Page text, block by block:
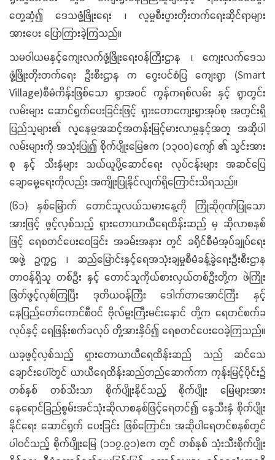
တွေ့ဆုံ၍ ဒေသဖွံ့ဖြိုးရေး ၊ လူမှုစီးပွားတိုးတက်ရေးဆိုင်ရာများ
အားပေး ပြောကြားခဲ့ကြသည်။
သမဝါယမနှင့်ကျေးလက်ဖွံ့ဖြိုးရေးဝန်ကြီးဌာန ၊ ကျေးလက်ဒေသ
ဖွံ့ဖြိုးတိုးတက်ရေး ဦးစီးဌာန က ဂွေးပင်စံပြ ကျေးရွာ (Smart
Village)စီမံကိန်းဖြစ်သော ရွာအဝင် ကွန်ကရစ်လမ်း နှင့် ရွာတွင်း
လမ်းများ ဆောင်ရွက်ပေးခြင်းဖြင့် ရှားတောကျေးရွာအုပ်စု အတွင်းရှိ
ပြည်သူများ၏ လူနေမှုအဆင့်အတန်းမြင့်မားလာမှုနှင့်အတူ အဆိုပါ
လမ်းများကို အသုံးပြု၍ စိုက်ပျိုးမြေဧက (၁၃၀၀)ကျော် ၏ သွင်းအား
စု နှင့် သီးနှံများ သယ်ယူပို့ဆောင်ရေး လုပ်ငန်းများ အဆင်ပြေ
ချောမွေ့ရေးကိုလည်း အကျိုးပြုနိုင်လျက်ရှိကြောင်းသိရသည်။
(၆၁) နှစ်မြောက် တောင်သူလယ်သမားနေ့ကို ကြိုဆိုဂုဏ်ပြုသော
အားဖြင့် ဖွင့်လှစ်သည့် ရှားတောယာယီရေထိန်းဆည် မှ ဆိုလာစနစ်
ဖြင့် ရေစတင်ပေးဝေခြင်း အခမ်းအနား တွင် ခရိုင်စီမံအုပ်ချုပ်ရေး
အဖွဲ့ ဥက္ကဌ ၊ ဆည်မြောင်းနှင့်ရေအသုံးချမှုစီမံခန့်ခွဲရေးဦးစီးဌာန
တာဝန်ရှိသူ တစ်ဦး နှင့် တောင်သူကိုယ်စားလှယ်တစ်ဦးတို့က ဖဲကြိုး
ဖြတ်ဖွင့်လှစ်ကြပြီး ဒုတိယဝန်ကြီး ဒေါက်တာအောင်ကြီး နှင့်
နေပြည်တော်ကောင်စီဝင် ဗိုလ်မှူးကြီးမင်းနောင် တို့က ရေတင်စက်ခ
လုပ်နှင့် ရေဖြန်းစက်ခလုပ် တို့အားနှိပ်၍ ရေစတင်ပေးဝေခဲ့ကြသည်။
ယခုဖွင့်လှစ်သည့် ရှားတောယာယီရေထိန်းဆည် သည် ဆင်သေ
ချောင်းပေါ်တွင် ယာယီရေထိန်းဆည်တည်ဆောက်ကာ ကုန်းမြင့်ပိုင်း၌
တစ်နှစ် တစ်သီးသာ စိုက်ပျိုးနိုင်သည့် စိုက်ပျိုး မြေများအား
နေရောင်ခြည်စွမ်းအင်သုံးဆိုလာစနစ်ဖြင့်ရေတင်၍ နွေသီးနှံ စိုက်ပျိုး
နိုင်ရေး ဆောင်ရွက် ပေးခြင်း ဖြစ်ကြောင်း၊ အဆိုပါရေတင်စနစ်တွင်
ပါဝင်သည့် စိုက်ပျိုးမြေ (၁၁၇.၉၁)ဧက တွင် တစ်နှစ် သုံးသီးစိုက်ပျိုး